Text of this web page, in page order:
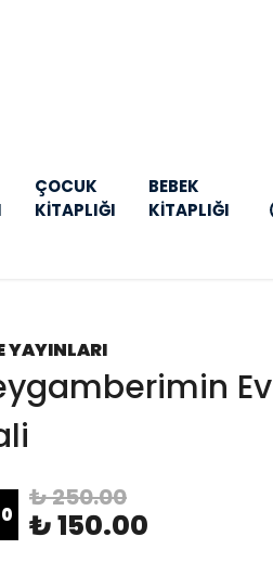
ÇOCUK
KİTAPLIĞI
BEBEK
KİTAPLIĞI
YAYINLARI
Ev
₺ 250.00
₺ 150.00